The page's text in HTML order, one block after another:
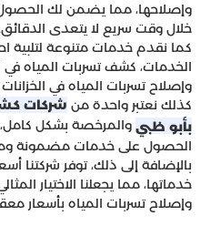
وإصلاحها، مما يضمن لك
خلال وقت سريع لا يتعدى
كما نقدم خدمات متنوعة لتلبية
الخدمات، كشف تسربات المياه
وإصلاح تسربات المياه في
كذلك نعتبر واحدة من شركات
بأبو ظبي والمرخصة بشكل
الحصول على خدمات مضمونة
بالإضافة إلى ذلك، توفر شركتنا
خدماتها، مما يجعلنا الاختيار
وإصلاح تسربات المياه بأسعار